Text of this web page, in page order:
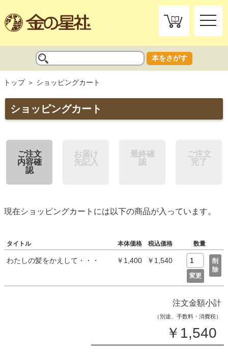
toggle
本をさがす
トップ ショッピングカート
ショッピングカート
ご注文
内容確
認
お届け
先記入
最終確
認
ご注文
完了
現在ショッピングカートには以下の商品が入っています。
タイトル 本体価格 税込価格 数量
わたしの髪をかえして・・・ ￥1,400 ￥1,540
変更
削
除
注文金額小計
（別途、手数料・消費税）
￥1,540